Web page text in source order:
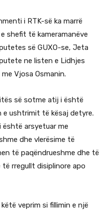
i RTK-së ka marrë
shefit të kameramanëve
së GUXO-se, Jeta
ne listen e Lidhjes
Vjosa Osmanin.
së sotme atij i është
e ushtrimit të kësaj detyre.
është arsyetuar me
dhe vlerësime të
të paqëndrueshme dhe të
rregullt disiplinore apo
veprim si fillimin e një